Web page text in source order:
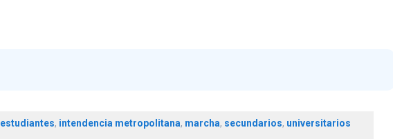
estudiantes, intendencia metropolitana, marcha, secundarios, universitarios